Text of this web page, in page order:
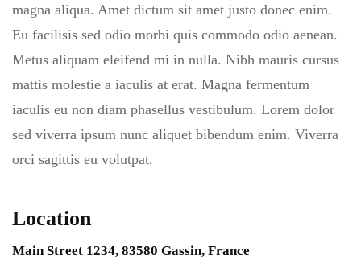
magna aliqua. Amet dictum sit amet justo donec enim.
Eu facilisis sed odio morbi quis commodo odio aenean.
Metus aliquam eleifend mi in nulla. Nibh mauris cursus
mattis molestie a iaculis at erat. Magna fermentum
iaculis eu non diam phasellus vestibulum. Lorem dolor
sed viverra ipsum nunc aliquet bibendum enim. Viverra
orci sagittis eu volutpat.
Location
Main Street 1234, 83580 Gassin, France